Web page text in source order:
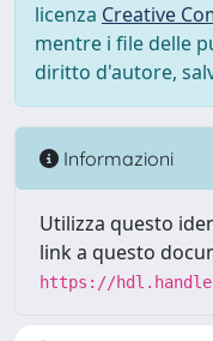
licenza Creative
mentre i file delle
diritto d'autore,
Informazioni
Utilizza questo
link a questo
https://